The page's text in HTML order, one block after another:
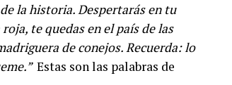
la historia. Despertarás en tu
te quedas en el país de las
de conejos. Recuerda: lo
Estas son las palabras de